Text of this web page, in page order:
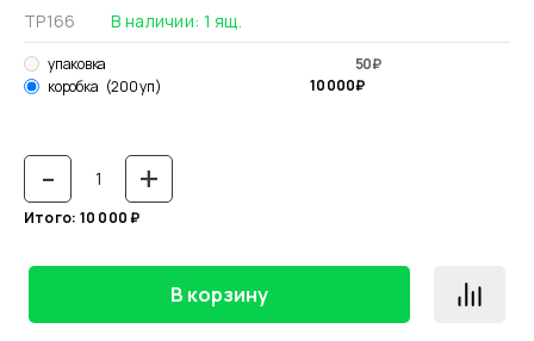
ТР166 В наличии: 1ящ.
упаковка 50₽
коробка (200 уп) 10 000₽
- +
Итого: 10 000₽
В корзину